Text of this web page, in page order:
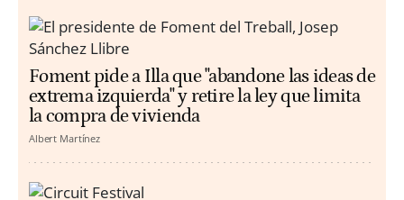
Foment pide a Illa que "abandone las ideas de
extrema izquierda" y retire la ley que limita
la compra de vivienda
Albert Martínez